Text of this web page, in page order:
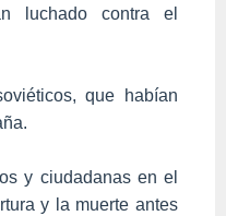
luchado contra el
que habían
y ciudadanas en el
y la muerte antes